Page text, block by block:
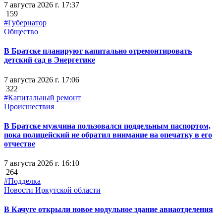
7 августа 2026 г. 17:37
159
#Губернатор
Общество
В Братске планируют капитально отремонтировать
детский сад в Энергетике
7 августа 2026 г. 17:06
322
#Капитальный ремонт
Происшествия
В Братске мужчина пользовался поддельным паспортом,
пока полицейский не обратил внимание на опечатку в его
отчестве
7 августа 2026 г. 16:10
264
#Подделка
Новости Иркутской области
В Качуге открыли новое модульное здание авиаотделения